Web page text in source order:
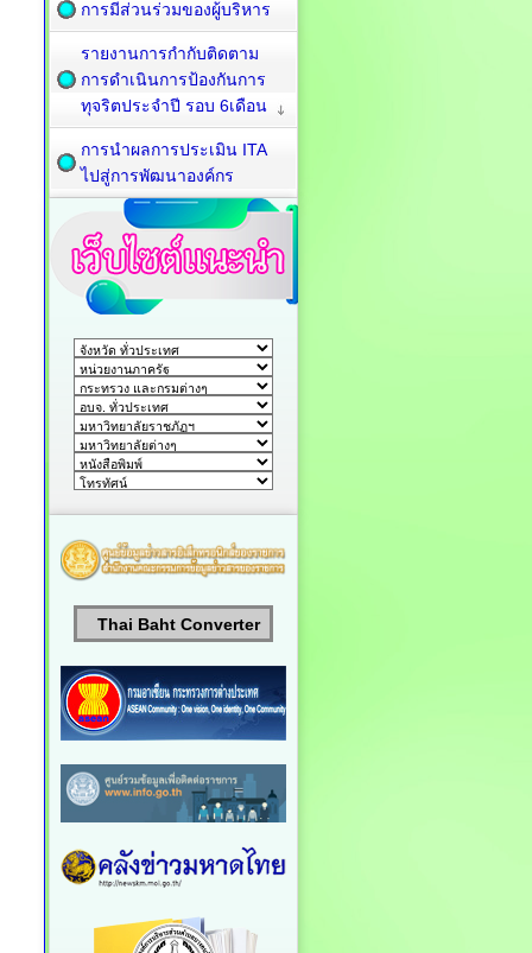
การมีส่วนร่วมของผู้บริหาร
รายงานการกำกับติดตาม
การดำเนินการป้องกันการ
ทุจริตประจำปี รอบ 6เดือน
การนำผลการประเมิน ITA
ไปสู่การพัฒนาองค์กร
Thai Baht Converter